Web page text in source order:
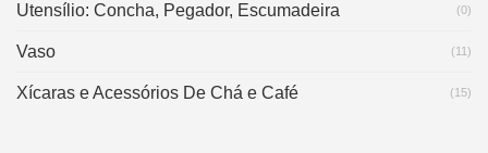
Utensílio: Concha, Pegador, Escumadeira (0)
Vaso (11)
Xícaras e Acessórios De Chá e Café (15)